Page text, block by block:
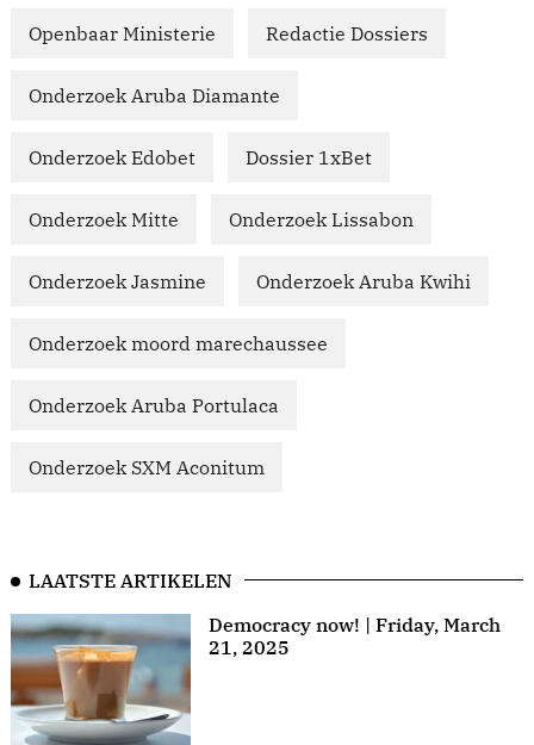
Openbaar Ministerie Redactie Dossiers
Onderzoek Aruba Diamante
Onderzoek Edobet Dossier 1xBet
Onderzoek Mitte Onderzoek Lissabon
Onderzoek Jasmine Onderzoek Aruba Kwihi
Onderzoek moord marechaussee
Onderzoek Aruba Portulaca
Onderzoek SXM Aconitum
LAATSTE ARTIKELEN
Democracy now! | Friday, March
21, 2025